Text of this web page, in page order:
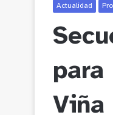
Actualidad
para
Viña